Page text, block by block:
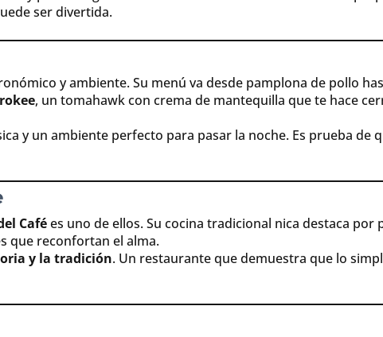
ser divertida.
y ambiente. Su menú va desde pamplona de pollo
, un tomahawk con crema de mantequilla que te hace
y un ambiente perfecto para pasar la noche. Es prueba de
Cafées uno de ellos. Su cocina tradicional nica destaca por
que reconfortan el alma.
y la tradición. Un restaurante que demuestra que lo